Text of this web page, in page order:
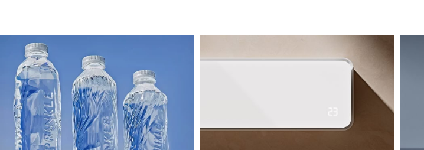
国外工业设计欣赏
AI人工智能技术将如何改变设